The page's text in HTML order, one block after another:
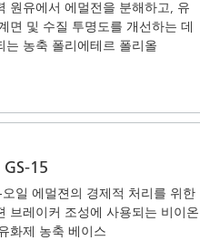
원유에서 에멀전을 분해하고, 유
면 및 수질 투명도를 개선하는 데
는 농축 폴리에테르 폴리올
15
일 에멀젼의 경제적 처리를 위한
브레이커 조성에 사용되는 비이온
화제 농축 베이스